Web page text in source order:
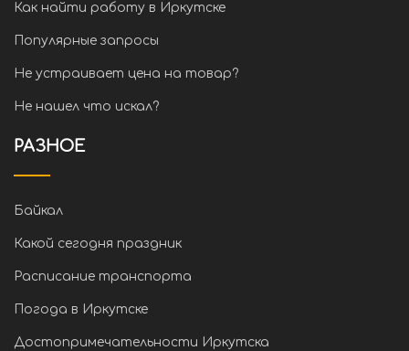
Как найти работу в Иркутске
Популярные запросы
Не устраивает цена на товар?
Не нашел что искал?
РАЗНОЕ
Байкал
Какой сегодня праздник
Расписание транспорта
Погода в Иркутске
Достопримечательности Иркутска